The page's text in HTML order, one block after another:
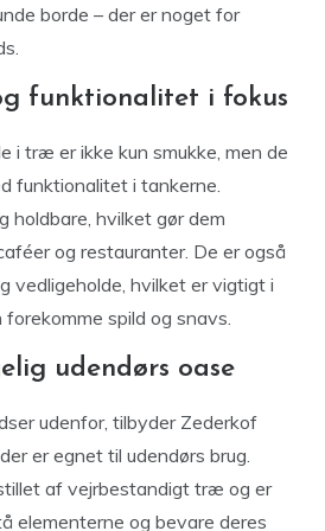
borde – der er noget for
funktionalitet i fokus
i træ er ikke kun smukke, men de
funktionalitet i tankerne.
holdbare, hvilket gør dem
og restauranter. De er også
vedligeholde, hvilket er vigtigt i
spild og snavs.
udendørs oase
udenfor, tilbyder Zederkof
er egnet til udendørs brug.
af vejrbestandigt træ og er
elementerne og bevare deres